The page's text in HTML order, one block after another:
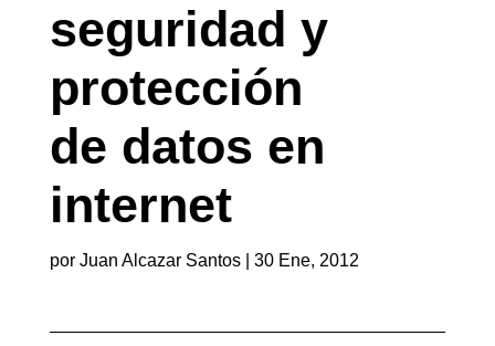
seguridad y
protección
de datos en
internet
por Juan Alcazar Santos| 30 Ene, 2012